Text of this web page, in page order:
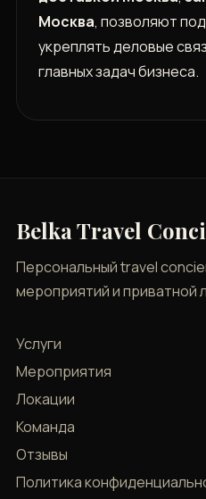
Москва, позволяют
укреплять деловые
главных задач бизнеса.
Belka Travel
Персональный travel
мероприятий и приватной
Услуги
Мероприятия
Локации
Команда
Отзывы
Политика